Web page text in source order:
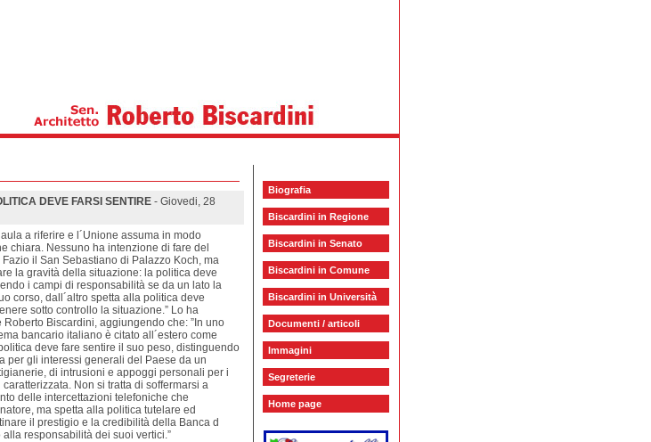
DEVE FARSI SENTIRE - Giovedi, 28
a riferire e l´Unione assuma in modo
chiara. Nessuno ha intenzione di fare del
il San Sebastiano di Palazzo Koch, ma
la gravità della situazione: la politica deve
i campi di responsabilità se da un lato la
corso, dall´altro spetta alla politica deve
sotto controllo la situazione.” Lo ha
Biscardini, aggiungendo che: ”In uno
bancario italiano è citato all´estero come
deve fare sentire il suo peso, distinguendo
per gli interessi generali del Paese da un
di intrusioni e appoggi personali per i
Non si tratta di soffermarsi a
delle intercettazioni telefoniche che
ma spetta alla politica tutelare ed
il prestigio e la credibilità della Banca d
alla responsabilità dei suoi vertici.”
Biografia
Biscardini in Regione
Biscardini in Senato
Biscardini in Comune
Biscardini in Università
Documenti / articoli
Immagini
Segreterie
Home page